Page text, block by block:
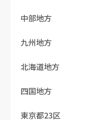
中部地方
九州地方
北海道地方
四国地方
東京都23区